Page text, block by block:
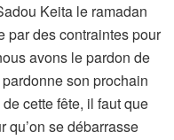
Keita le ramadan
par des contraintes pour
avons le pardon de
son prochain
cette fête, il faut que
qu’on se débarrasse